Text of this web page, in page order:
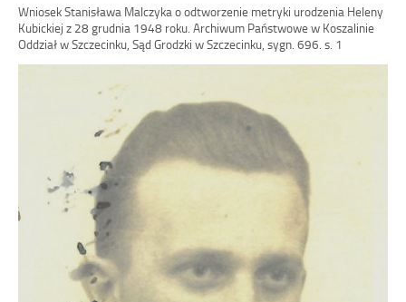
Wniosek Stanisława Malczyka o odtworzenie metryki urodzenia Heleny
Kubickiej z 28 grudnia 1948 roku. Archiwum Państwowe w Koszalinie
Oddział w Szczecinku, Sąd Grodzki w Szczecinku, sygn. 696. s. 1